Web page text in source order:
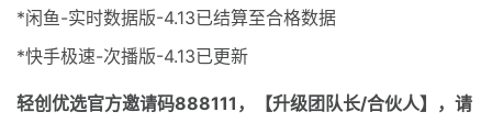
*闲鱼-实时数据版-4.13已结算至合格数据
*快手极速-次播版-4.13已更新
轻创优选官方邀请码888111，【升级团队长/合伙人】，请